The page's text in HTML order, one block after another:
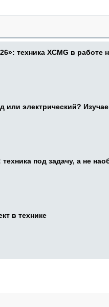
техника XCMG в работе
или электрический?
под задачу, а не
в технике